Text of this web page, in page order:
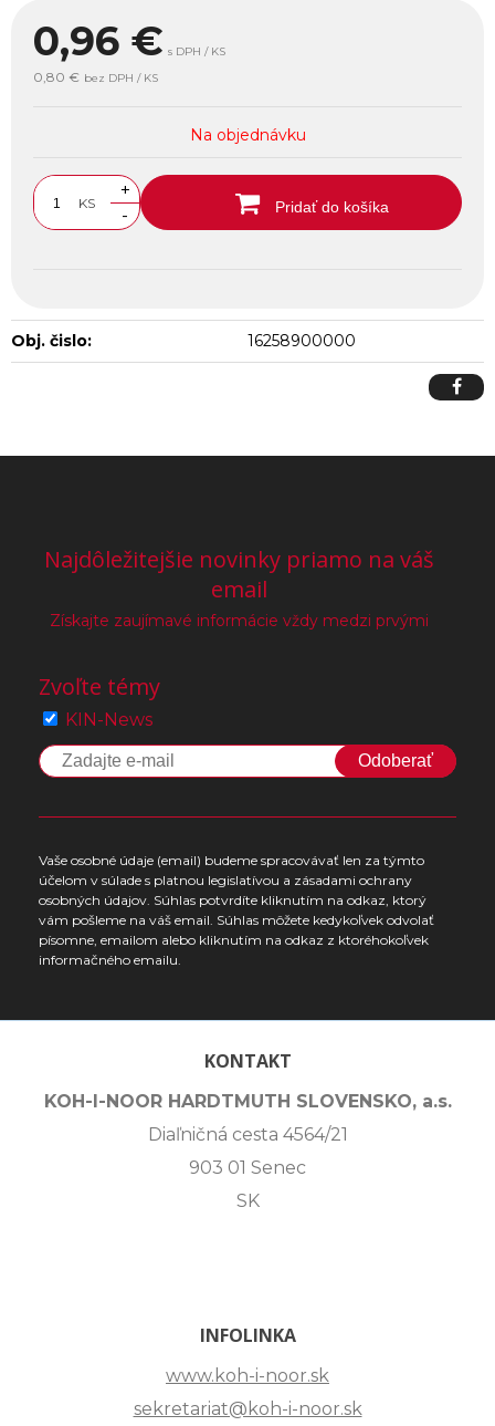
0,96 € s DPH / KS
0,80 € bez DPH / KS
Na objednávku
KS
+
-
Pridať do košíka
Obj. čislo: 16258900000
Najdôležitejšie novinky priamo na váš
email
Získajte zaujímavé informácie vždy medzi prvými
Zvoľte témy
KIN-News
Odoberať
Vaše osobné údaje (email) budeme spracovávať len za týmto
účelom v súlade s platnou legislatívou a zásadami ochrany
osobných údajov. Súhlas potvrdíte kliknutím na odkaz, ktorý
vám pošleme na váš email. Súhlas môžete kedykoľvek odvolať
písomne, emailom alebo kliknutím na odkaz z ktoréhokoľvek
informačného emailu.
KONTAKT
KOH-I-NOOR HARDTMUTH SLOVENSKO, a.s.
Diaľničná cesta 4564/21
903 01 Senec
SK
INFOLINKA
www.koh-i-noor.sk
sekretariat@koh-i-noor.sk